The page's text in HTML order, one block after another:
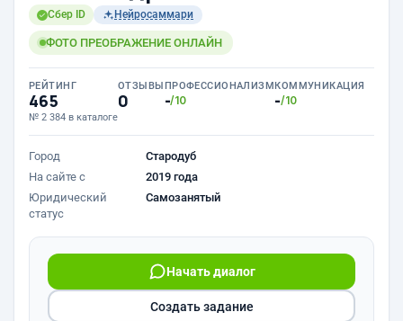
Сбер ID Нейросаммари
ФОТО ПРЕОБРАЖЕНИЕ ОНЛАЙН
РЕЙТИНГ
465
№ 2 384 в каталоге
ОТЗЫВЫ
0
ПРОФЕССИОНАЛИЗМ
-/10
КОММУНИКАЦИЯ
-/10
Город
Стародуб
На сайте с
2019 года
Юридический
статус
Самозанятый
Начать диалог
Создать задание